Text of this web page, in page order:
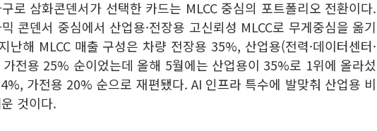
로 삼화콘덴서가 선택한 카드는 MLCC 중심의 포트폴리오 전환이다.
콘덴서 중심에서 산업용·전장용 고신뢰성 MLCC로 무게중심을 옮기
난해 MLCC 매출 구성은 차량 전장용 35%, 산업용(전력·데이터센터·
전용 25% 순이었는데 올해 5월에는 산업용이 35%로 1위에 올라섰
가전용 20% 순으로 재편됐다. AI 인프라 특수에 발맞춰 산업용 비
것이다.